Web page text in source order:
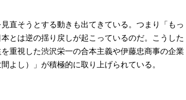
直そうとする動きも出てきている。つまり「もっ
とは逆の揺り戻しが起こっているのだ。こうした
重視した渋沢栄一の合本主義や伊藤忠商事の企業
よし）」が積極的に取り上げられている。